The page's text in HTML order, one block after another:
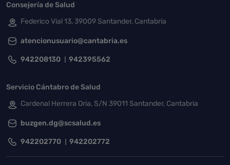
Consejería de Salud
Federico Vial 13, 39009 Santander, Cantabria
atencionusuario@cantabria.es
942208130 942395562
Servicio Cántabro de Salud
Cardenal Herrera Oria, S/N 39011 Santander, Cantabria
buzgen.dg@scsalud.es
942202770 942202772